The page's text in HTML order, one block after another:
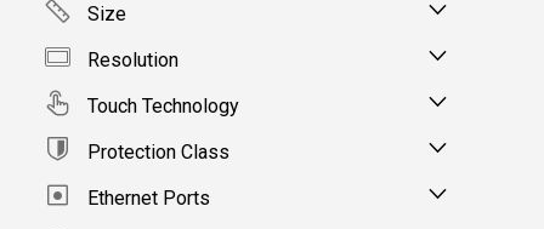
Size
Resolution
Touch Technology
Protection Class
Ethernet Ports